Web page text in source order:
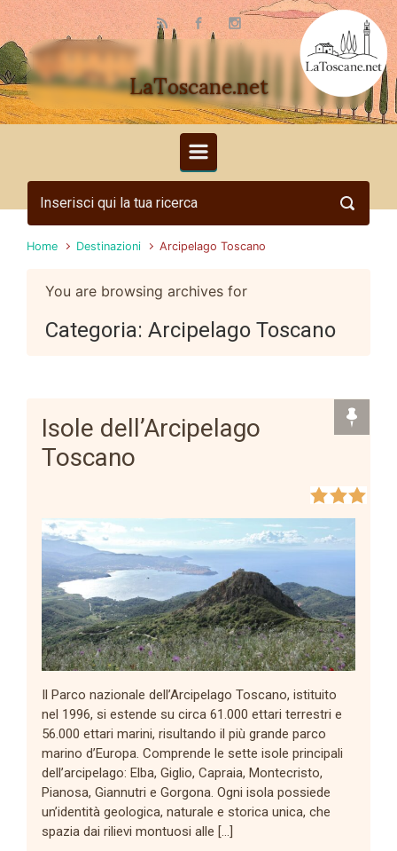
Skip to main content
LaToscane.net
Home Destinazioni Arcipelago Toscano
You are browsing archives for
Categoria: Arcipelago Toscano
Isole dell’Arcipelago
Toscano
Il Parco nazionale dell’Arcipelago Toscano, istituito
nel 1996, si estende su circa 61.000 ettari terrestri e
56.000 ettari marini, risultando il più grande parco
marino d’Europa. Comprende le sette isole principali
dell’arcipelago: Elba, Giglio, Capraia, Montecristo,
Pianosa, Giannutri e Gorgona. Ogni isola possiede
un’identità geologica, naturale e storica unica, che
spazia dai rilievi montuosi alle […]